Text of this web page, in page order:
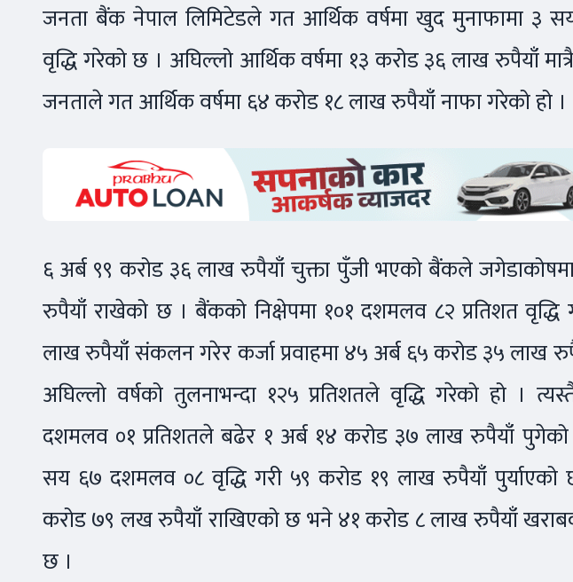
जनता बैंक नेपाल लिमिटेडले गत आर्थिक वर्षमा खुद मुनाफामा ३
वृद्धि गरेको छ । अघिल्लो आर्थिक वर्षमा १३ करोड ३६ लाख रुपैयाँ
जनताले गत आर्थिक वर्षमा ६४ करोड १८ लाख रुपैयाँ नाफा गरेको हो ।
६ अर्ब ९९ करोड ३६ लाख रुपैयाँ चुक्ता पुँजी भएको बैंकले
रुपैयाँ राखेको छ । बैंकको निक्षेपमा १०१ दशमलव ८२ प्रतिशत वृद्धि
लाख रुपैयाँ संकलन गरेर कर्जा प्रवाहमा ४५ अर्ब ६५ करोड ३५ लाख
अघिल्लो वर्षको तुलनाभन्दा १२५ प्रतिशतले वृद्धि गरेको हो ।
दशमलव ०१ प्रतिशतले बढेर १ अर्ब १४ करोड ३७ लाख रुपैयाँ
सय ६७ दशमलव ०८ वृद्धि गरी ५९ करोड १९ लाख रुपैयाँ पुर्याएको
करोड ७९ लख रुपैयाँ राखिएको छ भने ४१ करोड ८ लाख रुपैयाँ
छ ।